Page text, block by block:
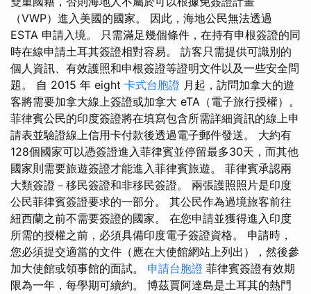
（VWP）進入美國的國家。 因此，海地公民無法透過
ESTA 申請入境。 只需滿足幾個條件，在持有申根簽證的同
時在線申請土耳其簽證相對容易。 訪客只需提供可識別的
個人資訊、有效護照和申根簽證等證明文件以及一些安全問
題。 自 2015 年 eight 卡式台胞證 月起，訪問加拿大的遊
客將需要加拿大線上簽證或加拿大 eTA（電子旅行授權）。
菲律賓公民的印度簽證將在填寫包含所需詳細資訊的線上申
請表並驗證線上信用卡付款後透過電子郵件發送。 大約有
128個國家可以憑簽證進入菲律賓並停留最多30天，而其他
國家則需要旅遊簽證才能進入菲律賓旅遊。 菲律賓承認兩
大類簽證－移民簽證和非移民簽證。 兩張護照照片是印度
公民菲律賓簽證要求的一部分。 其公民作為過境旅客前往
紐西蘭之前不需要簽證的國家。 在您申請並獲得進入印度
所需的授權之前，必須具備印度電子簽證資格。 申請時，
您必須提交適當的文件（應在大使館網站上列出），然後參
加大使館或領事館的面試。 申請台胞證 菲律賓簽證有效期
限為一年，每學期可續約。 博茲賈阿達島是土耳其的熱門